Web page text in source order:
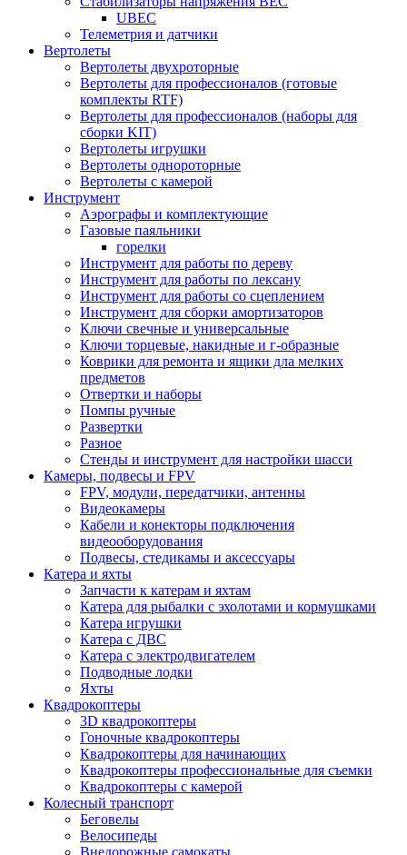
UBEC
Телеметрия и датчики
Вертолеты
Вертолеты двухроторные
Вертолеты для профессионалов (готовые
комплекты RTF)
Вертолеты для профессионалов (наборы для
сборки KIT)
Вертолеты игрушки
Вертолеты однороторные
Вертолеты с камерой
Инструмент
Аэрографы и комплектующие
Газовые паяльники
горелки
Инструмент для работы по дереву
Инструмент для работы по лексану
Инструмент для работы со сцеплением
Инструмент для сборки амортизаторов
Ключи свечные и универсальные
Ключи торцевые, накидные и г-образные
Коврики для ремонта и ящики дла мелких
предметов
Отвертки и наборы
Помпы ручные
Развертки
Разное
Стенды и инструмент для настройки шасси
Камеры, подвесы и FPV
FPV, модули, передатчики, антенны
Видеокамеры
Кабели и конекторы подключения
видеооборудования
Подвесы, стедикамы и аксессуары
Катера и яхты
Запчасти к катерам и яхтам
Катера для рыбалки с эхолотами и кормушками
Катера игрушки
Катера с ДВС
Катера с электродвигателем
Подводные лодки
Яхты
Квадрокоптеры
3D квадрокоптеры
Гоночные квадрокоптеры
Квадрокоптеры для начинающих
Квадрокоптеры профессиональные для съемки
Квадрокоптеры с камерой
Колесный транспорт
Беговелы
Велосипеды
Внедорожные самокаты